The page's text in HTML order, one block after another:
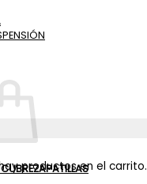
productos en el carrito.